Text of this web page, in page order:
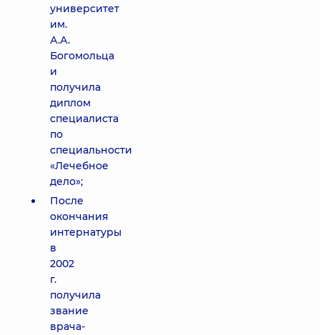
университет
им.
А.А.
Богомольца
и
получила
диплом
специалиста
по
специальности
«Лечебное
дело»;
После
окончания
интернатуры
в
2002
г.
получила
звание
врача-